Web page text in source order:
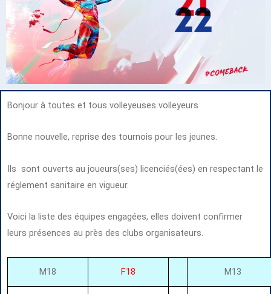
Bonjour à toutes et tous volleyeuses volleyeurs
Bonne nouvelle, reprise des tournois pour les jeunes.
Ils sont ouverts au joueurs(ses) licenciés(ées) en respectant le
réglement sanitaire en vigueur.
Voici la liste des équipes engagées, elles doivent confirmer
leurs présences au près des clubs organisateurs.
M18 F18 M13